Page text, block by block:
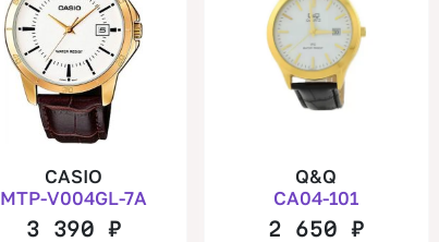
CASIO
MTP-V004GL-7A
3 390₽
Q&Q
CA04-101
2 650 ₽